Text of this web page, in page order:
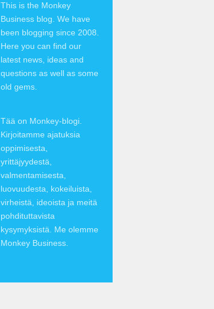
This is the Monkey
Business blog. We have
been blogging since 2008.
Here you can find our
latest news, ideas and
questions as well as some
old gems.
Tää on Monkey-blogi.
Kirjoitamme ajatuksia
oppimisesta,
yrittäjyydestä,
valmentamisesta,
luovuudesta, kokeiluista,
virheistä, ideoista ja meitä
pohdituttavista
kysymyksistä. Me olemme
Monkey Business.